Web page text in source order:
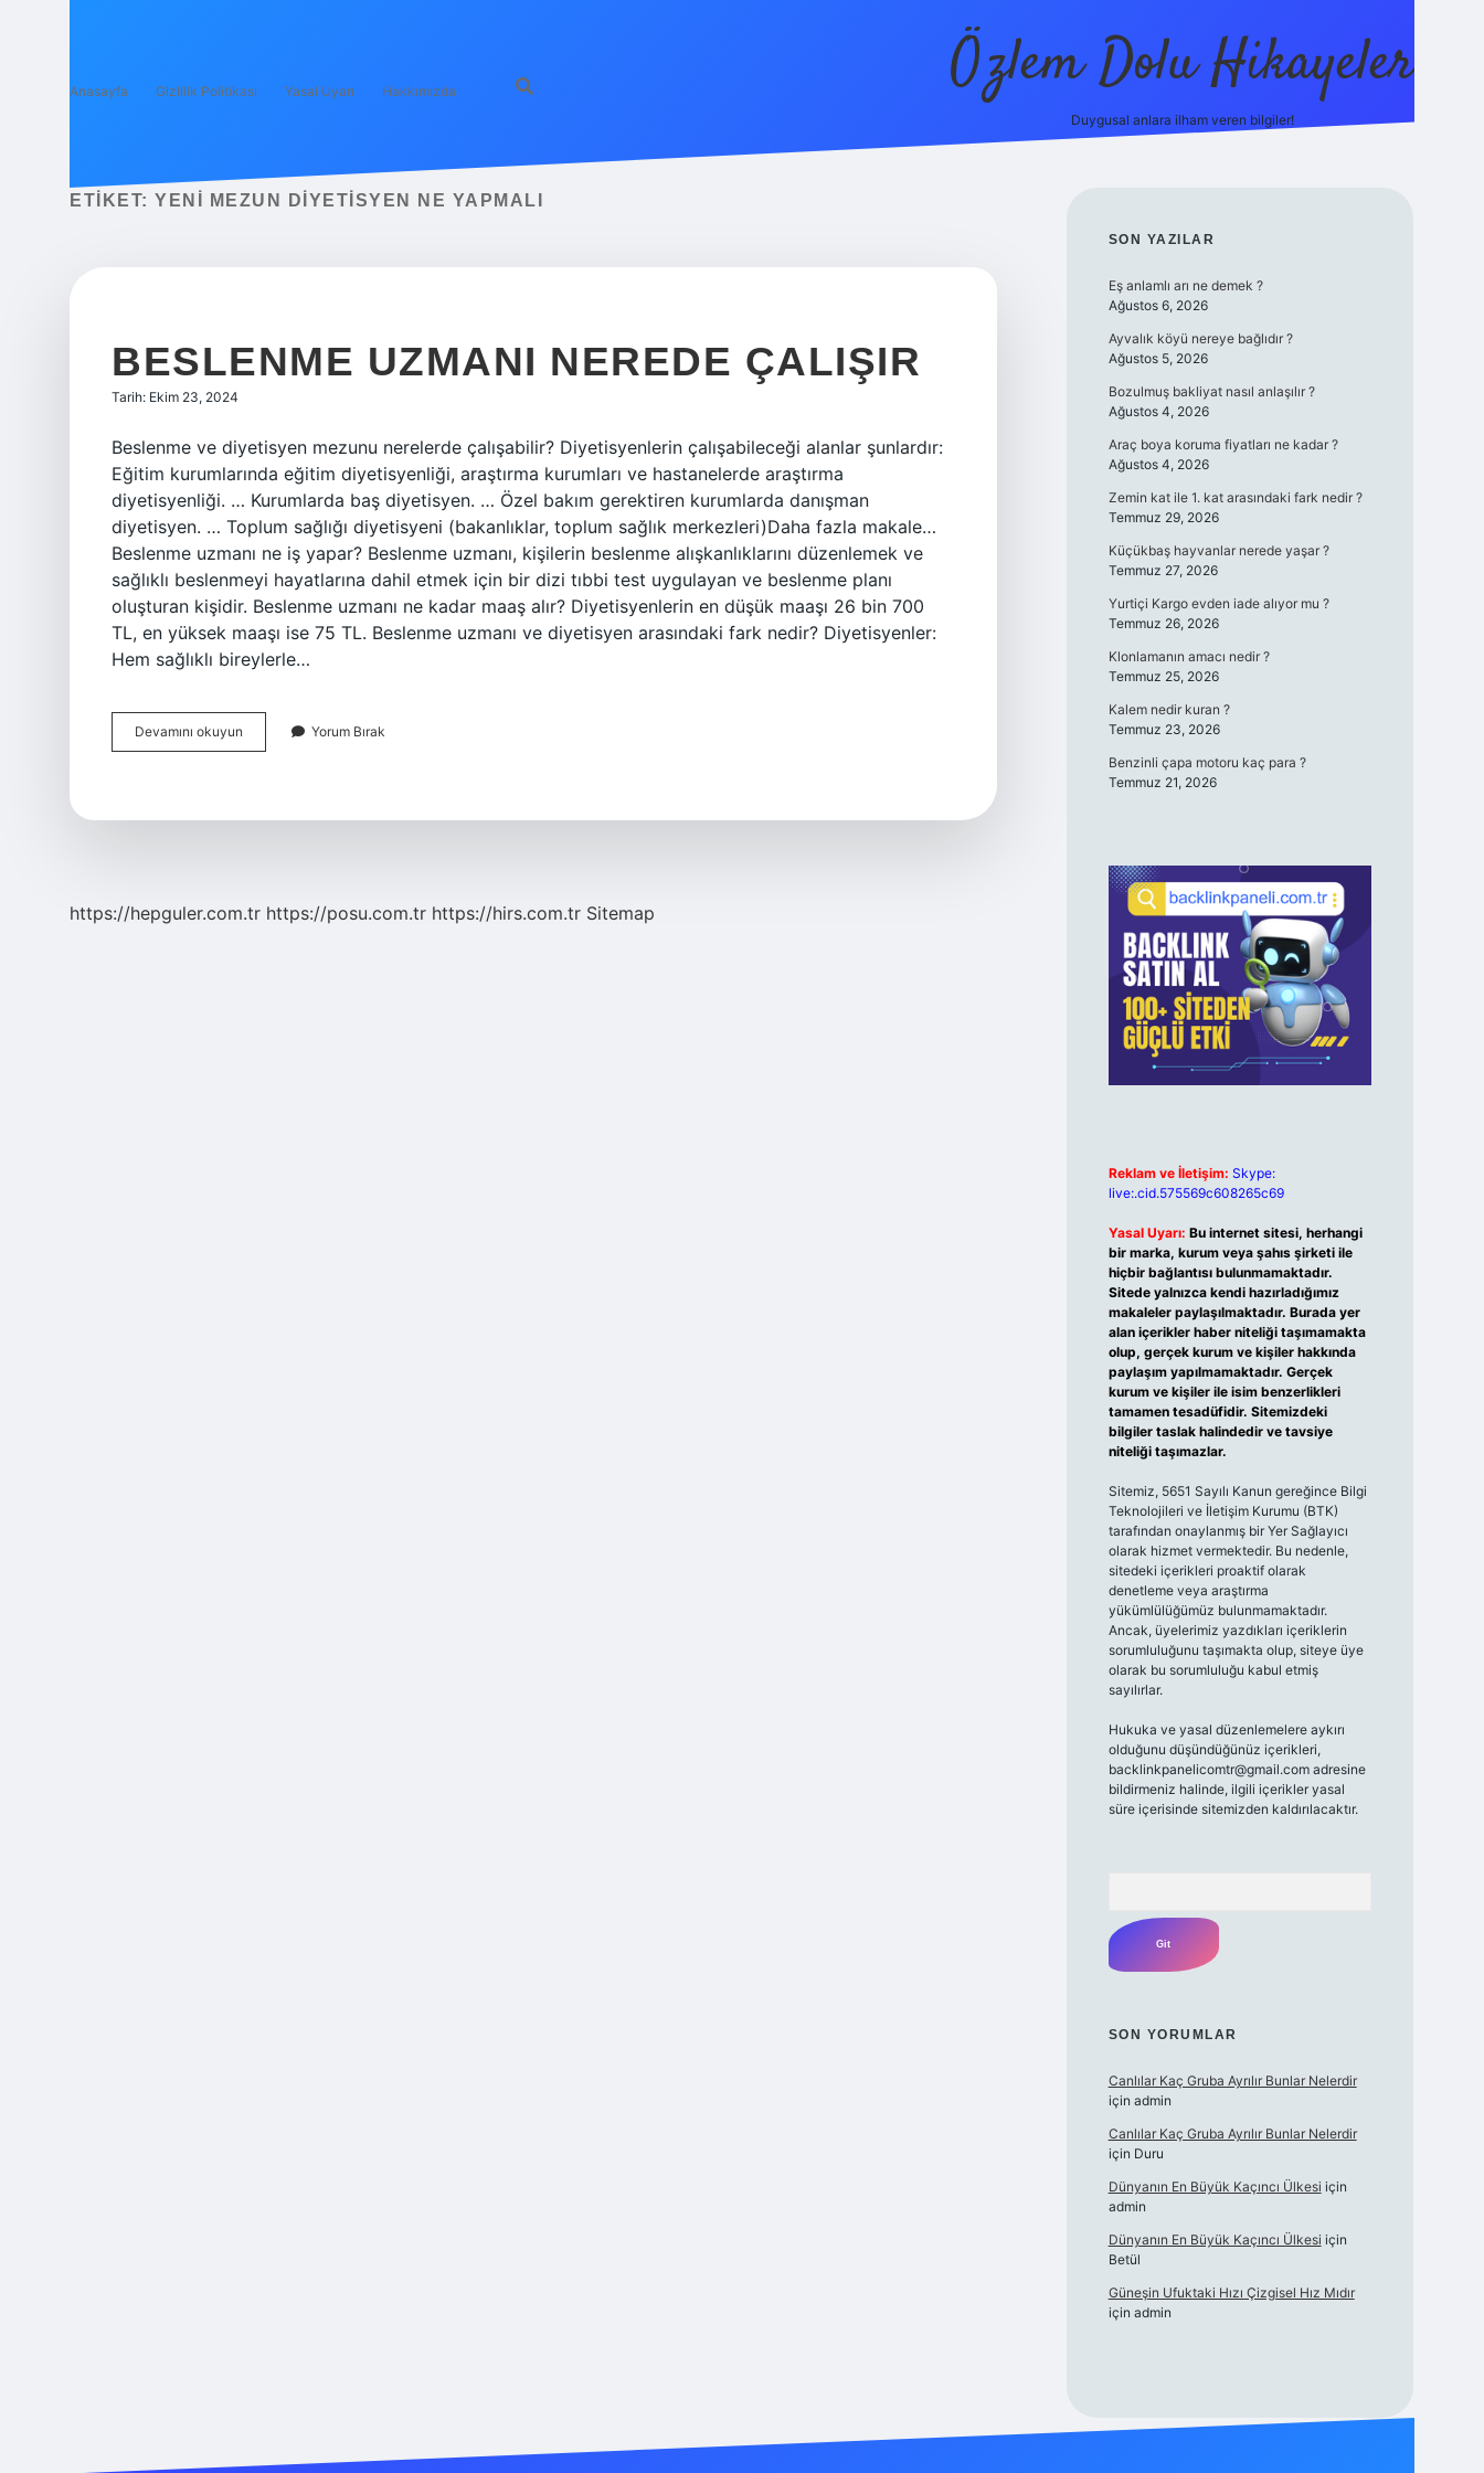
Anasayfa Gizlilik Politikası Yasal Uyarı Hakkımızda Özlem Dolu Hikayeler
Duygusal anlara ilham veren bilgiler!
ETIKET: YENI MEZUN DIYETISYEN NE YAPMALI
BESLENME UZMANI NEREDE ÇALIŞIR
Tarih: Ekim 23, 2024
Beslenme ve diyetisyen mezunu nerelerde çalışabilir? Diyetisyenlerin çalışabileceği alanlar şunlardır:
Eğitim kurumlarında eğitim diyetisyenliği, araştırma kurumları ve hastanelerde araştırma
diyetisyenliği. … Kurumlarda baş diyetisyen. … Özel bakım gerektiren kurumlarda danışman
diyetisyen. … Toplum sağlığı diyetisyeni (bakanlıklar, toplum sağlık merkezleri)Daha fazla makale…
Beslenme uzmanı ne iş yapar? Beslenme uzmanı, kişilerin beslenme alışkanlıklarını düzenlemek ve
sağlıklı beslenmeyi hayatlarına dahil etmek için bir dizi tıbbi test uygulayan ve beslenme planı
oluşturan kişidir. Beslenme uzmanı ne kadar maaş alır? Diyetisyenlerin en düşük maaşı 26 bin 700
TL, en yüksek maaşı ise 75 TL. Beslenme uzmanı ve diyetisyen arasındaki fark nedir? Diyetisyenler:
Hem sağlıklı bireylerle…
Devamını okuyun Beslenme
Uzmanı
Yorum Bırak
https://hepguler.com.tr https://posu.com.tr https://hirs.com.tr Sitemap
SIDEBAR
SON YAZILAR
Eş anlamlı arı ne demek ?
Ağustos 6, 2026
Ayvalık köyü nereye bağlıdır ?
Ağustos 5, 2026
Bozulmuş bakliyat nasıl anlaşılır ?
Ağustos 4, 2026
Araç boya koruma fiyatları ne kadar ?
Ağustos 4, 2026
Zemin kat ile 1. kat arasındaki fark nedir ?
Temmuz 29, 2026
Küçükbaş hayvanlar nerede yaşar ?
Temmuz 27, 2026
Yurtiçi Kargo evden iade alıyor mu ?
Temmuz 26, 2026
Klonlamanın amacı nedir ?
Temmuz 25, 2026
Kalem nedir kuran ?
Temmuz 23, 2026
Benzinli çapa motoru kaç para ?
Temmuz 21, 2026
Reklam ve İletişim: Skype:
live:.cid.575569c608265c69
Yasal Uyarı: Bu internet sitesi, herhangi
bir marka, kurum veya şahıs şirketi ile
hiçbir bağlantısı bulunmamaktadır.
Sitede yalnızca kendi hazırladığımız
makaleler paylaşılmaktadır. Burada yer
alan içerikler haber niteliği taşımamakta
olup, gerçek kurum ve kişiler hakkında
paylaşım yapılmamaktadır. Gerçek
kurum ve kişiler ile isim benzerlikleri
tamamen tesadüfidir. Sitemizdeki
bilgiler taslak halindedir ve tavsiye
niteliği taşımazlar.
Sitemiz, 5651 Sayılı Kanun gereğince Bilgi
Teknolojileri ve İletişim Kurumu (BTK)
tarafından onaylanmış bir Yer Sağlayıcı
olarak hizmet vermektedir. Bu nedenle,
sitedeki içerikleri proaktif olarak
denetleme veya araştırma
yükümlülüğümüz bulunmamaktadır.
Ancak, üyelerimiz yazdıkları içeriklerin
sorumluluğunu taşımakta olup, siteye üye
olarak bu sorumluluğu kabul etmiş
sayılırlar.
Hukuka ve yasal düzenlemelere aykırı
olduğunu düşündüğünüz içerikleri,
backlinkpanelicomtr@gmail.comadresine
bildirmeniz halinde, ilgili içerikler yasal
süre içerisinde sitemizden kaldırılacaktır.
SON YORUMLAR
Canlılar Kaç Gruba Ayrılır Bunlar Nelerdir
için admin
Canlılar Kaç Gruba Ayrılır Bunlar Nelerdir
için Duru
Dünyanın En Büyük Kaçıncı Ülkesi için
admin
Dünyanın En Büyük Kaçıncı Ülkesi için
Betül
Güneşin Ufuktaki Hızı Çizgisel Hız Mıdır
için admin